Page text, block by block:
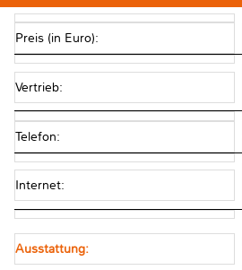
Preis (in Euro):
Vertrieb:
Telefon:
Internet:
Ausstattung: